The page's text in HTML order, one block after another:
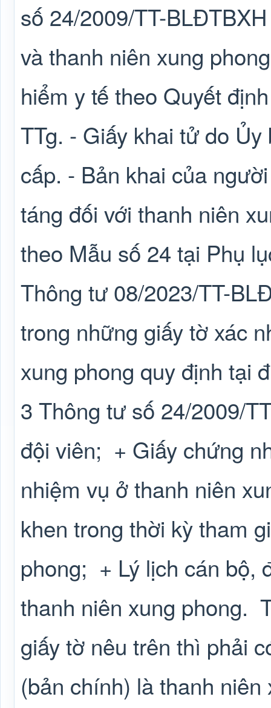
số 24/2009/TT-
và thanh niên xung
hiểm y tế theo Quyết
TTg. - Giấy khai tử do
cấp. - Bản khai của
táng đối với thanh niên
theo Mẫu số 24 tại Phụ
Thông tư 08/2023/TT-
trong những giấy tờ xác
xung phong quy định tại
3 Thông tư số 24/2009/
đội viên; + Giấy chứng
nhiệm vụ ở thanh niên
khen trong thời kỳ tham
phong; + Lý lịch cán bộ,
thanh niên xung phong.
giấy tờ nêu trên thì phải
(bản chính) là thanh